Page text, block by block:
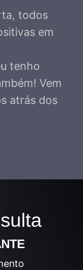
todos
em
tenho
Vem
atrás dos